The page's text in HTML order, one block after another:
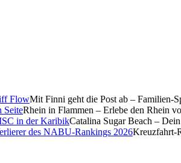
Mit Finni geht die Post ab – Familien-
Rhein in Flammen – Erlebe den Rhein
Catalina Sugar Beach –
Kreuzfahrt-